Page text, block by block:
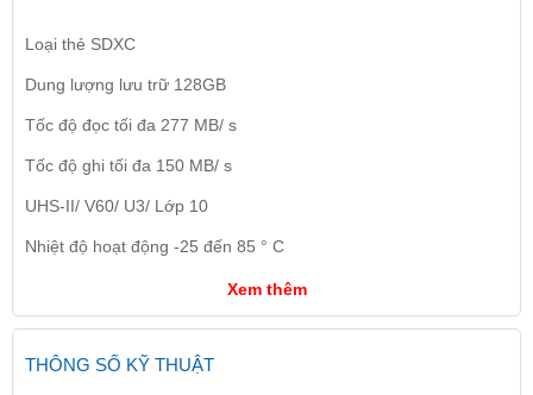
Loại thẻ SDXC
Dung lượng lưu trữ 128GB
Tốc độ đọc tối đa 277 MB/ s
Tốc độ ghi tối đa 150 MB/ s
UHS-II/ V60/ U3/ Lớp 10
Nhiệt độ hoạt động -25 đến 85 ° C
Xem thêm
THÔNG SỐ KỸ THUẬT